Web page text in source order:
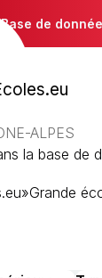
Base de
ALPES
la base de
»Grande